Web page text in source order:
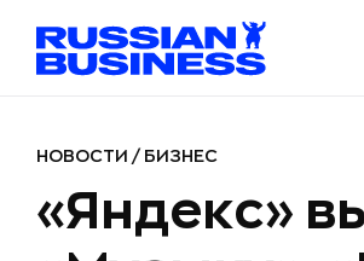
НОВОСТИ / БИЗНЕС
«Яндекс»